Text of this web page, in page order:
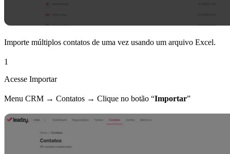
Importe múltiplos contatos de uma vez usando um arquivo Excel.
1
Acesse Importar
Menu CRM → Contatos → Clique no botão “Importar”